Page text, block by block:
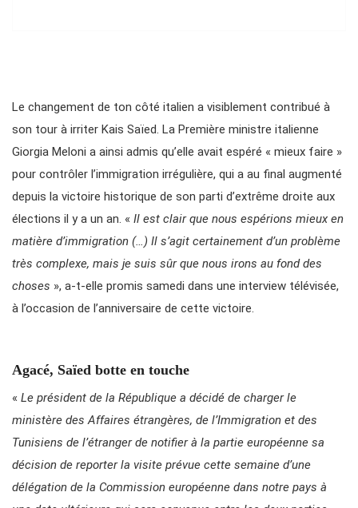
Le changement de ton côté italien a visiblement contribué à
son tour à irriter Kais Saïed. La Première ministre italienne
Giorgia Meloni a ainsi admis qu’elle avait espéré « mieux faire »
pour contrôler l’immigration irrégulière, qui a au final augmenté
depuis la victoire historique de son parti d’extrême droite aux
élections il y a un an. « Il est clair que nous espérions mieux en
matière d’immigration (…) Il s’agit certainement d’un problème
très complexe, mais je suis sûr que nous irons au fond des
choses », a-t-elle promis samedi dans une interview télévisée,
à l’occasion de l’anniversaire de cette victoire.
Agacé, Saïed botte en touche
« Le président de la République a décidé de charger le
ministère des Affaires étrangères, de l’Immigration et des
Tunisiens de l’étranger de notifier à la partie européenne sa
décision de reporter la visite prévue cette semaine d’une
délégation de la Commission européenne dans notre pays à